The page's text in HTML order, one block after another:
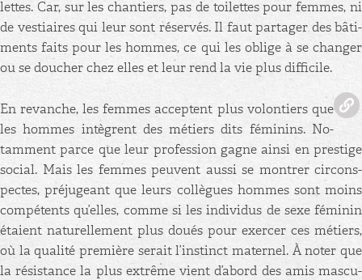
lettes. Car, sur les chan­tiers, pas de toi­lettes pour femmes, ni
de ves­tiaires qui leur sont ré­ser­vés. Il faut par­ta­ger des bâ­ti­
ments faits pour les hommes, ce qui les oblige à se chan­ger
ou se dou­cher chez elles et leur rend la vie plus dif­fi­cile.
En re­vanche, les femmes ac­ceptent plus vo­lon­tiers que
les hommes in­tègrent des mé­tiers dits fé­mi­nins. No­
tam­ment parce que leur pro­fes­sion gagne ainsi en pres­tige
so­cial. Mais les femmes peuvent aussi se mon­trer cir­cons­
pectes, pré­ju­geant que leurs col­lègues hommes sont moins
com­pé­tents qu’elles, comme si les in­di­vi­dus de sexe fé­mi­nin
étaient na­tu­rel­le­ment plus doués pour exer­cer ces mé­tiers,
où la qua­lité pre­mière se­rait l’ins­tinct ma­ter­nel. À noter que
la ré­sis­tance la plus ex­trême vient d’abord des amis mas­cu­